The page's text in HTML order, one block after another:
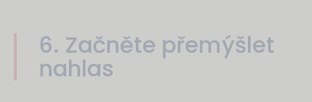
6. Začněte přemýšlet
nahlas